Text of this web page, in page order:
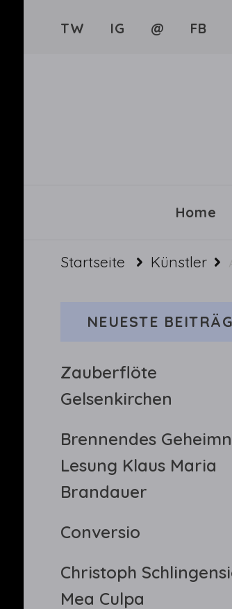
TW IG @ FB
Home
Startseite Künstler
NEUESTE
Zauberflöte
Gelsenkirchen
Brennendes
Lesung Klaus Maria
Brandauer
Conversio
Christoph
Mea Culpa